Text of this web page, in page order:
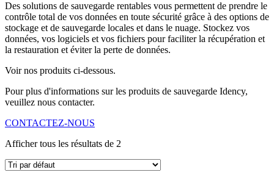
Des solutions de sauvegarde rentables vous permettent de prendre le
contrôle total de vos données en toute sécurité grâce à des options de
stockage et de sauvegarde locales et dans le nuage. Stockez vos
données, vos logiciels et vos fichiers pour faciliter la récupération et
la restauration et éviter la perte de données.
Voir nos produits ci-dessous.
Pour plus d'informations sur les produits de sauvegarde Idency,
veuillez nous contacter.
CONTACTEZ-NOUS
Afficher tous les résultats de 2